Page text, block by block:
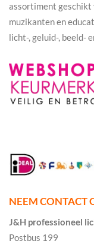
assortiment geschikt
muzikanten en
licht-, geluid-, beeld-
NEEM CONTACT
J&H professioneel
Postbus 199